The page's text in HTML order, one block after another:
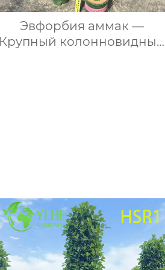
Эвфорбия аммак —
Крупный колонновидный